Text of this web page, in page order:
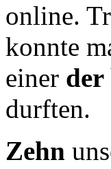
online.
konnte
einer der
durften.
Zehn